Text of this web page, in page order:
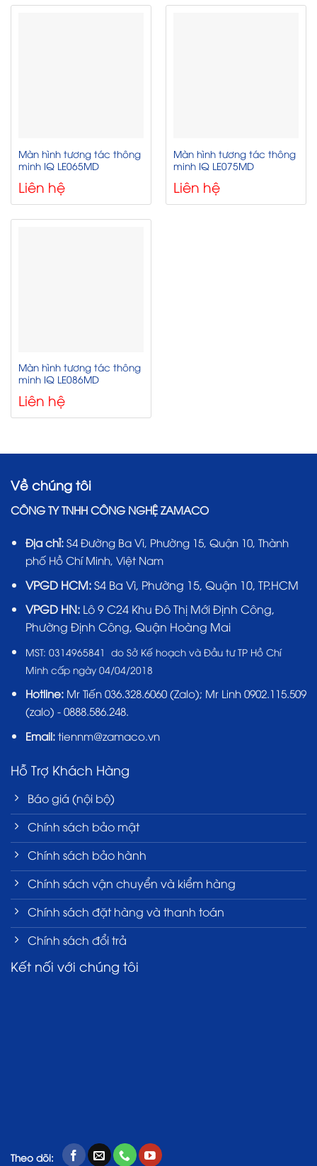
Màn hình tương tác thông
minh IQ LE065MD
Liên hệ
Màn hình tương tác thông
minh IQ LE075MD
Liên hệ
Màn hình tương tác thông
minh IQ LE086MD
Liên hệ
Về chúng tôi
CÔNG TY TNHH CÔNG NGHỆ ZAMACO
Địa chỉ: S4 Đường Ba Vì, Phường 15, Quận 10, Thành
phố Hồ Chí Minh, Việt Nam
VPGD HCM:S4 Ba Vì, Phường 15, Quận 10, TP.HCM
VPGD HN:Lô 9 C24 Khu Đô Thị Mới Định Công,
Phường Định Công, Quận Hoàng Mai
MST: 0314965841 do Sở Kế hoạch và Đầu tư TP Hồ Chí
Minh cấp ngày 04/04/2018
Hotline: Mr Tiến 036.328.6060(Zalo); Mr Linh 0902.115.509
(zalo) - 0888.586.248.
Email:tiennm@zamaco.vn
Hỗ Trợ Khách Hàng
Báo giá (nội bộ)
Chính sách bảo mật
Chính sách bảo hành
Chính sách vận chuyển và kiểm hàng
Chính sách đặt hàng và thanh toán
Chính sách đổi trả
Kết nối với chúng tôi
Theo dõi: